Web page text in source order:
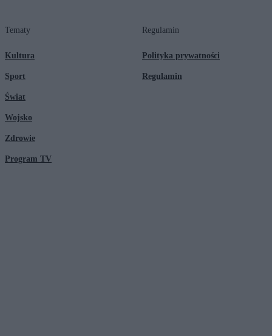
Tematy
Kultura
Sport
Świat
Wojsko
Zdrowie
Program TV
Regulamin
Polityka prywatności
Regulamin